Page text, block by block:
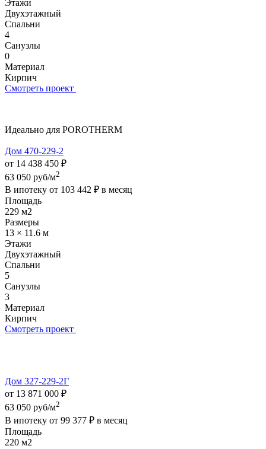
Этажи
Двухэтажный
Спальни
4
Санузлы
0
Материал
Кирпич
Смотреть проект
Идеально для POROTHERM
Дом 470-229-2
от 14 438 450 ₽
63 050 руб/м2
В ипотеку от 103 442 ₽ в месяц
Площадь
229 м2
Размеры
13 × 11.6 м
Этажи
Двухэтажный
Спальни
5
Санузлы
3
Материал
Кирпич
Смотреть проект
Дом 327-229-2Г
от 13 871 000 ₽
63 050 руб/м2
В ипотеку от 99 377 ₽ в месяц
Площадь
220 м2